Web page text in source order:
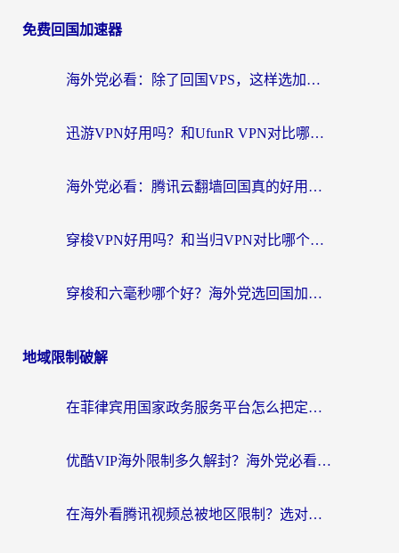
免费回国加速器
海外党必看：除了回国VPS，这样选加速器也能无缝刷国内资源？
迅游VPN好用吗？和UfunR VPN对比哪个回国效果更好？海外党亲测避坑指南
海外党必看：腾讯云翻墙回国真的好用吗？+ 3步选对回国加速器指南
穿梭VPN好用吗？和当归VPN对比哪个回国效果更好？海外党亲测实用指南
穿梭和六毫秒哪个好？海外党选回国加速器的避坑指南，附番茄加速器实测
地域限制破解
在菲律宾用国家政务服务平台怎么把定位修改到中国国内？3步解决+海外看剧听歌全攻略
优酷VIP海外限制多久解封？海外党必看的跨区难题一站式解决指南
在海外看腾讯视频总被地区限制？选对回国加速器，还能解决泰国政务网和蜻蜓FM卡顿问题